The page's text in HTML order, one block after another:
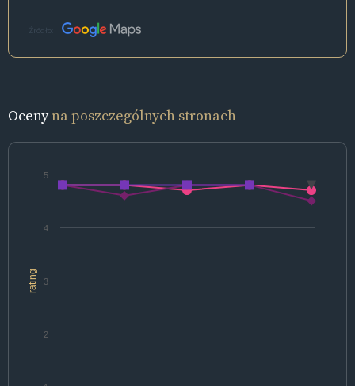
Źródło:
Ocenyna poszczególnych stronach
rating
2
3
4
5